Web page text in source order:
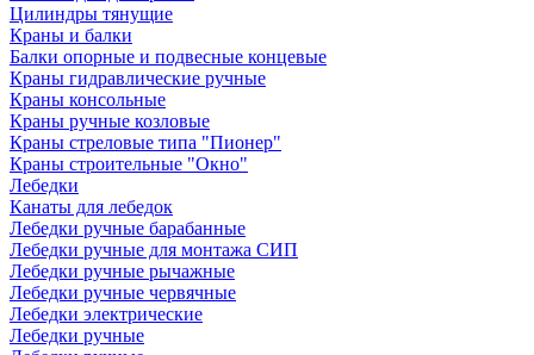
Цилиндры тянущие
Краны и балки
Балки опорные и подвесные концевые
Краны гидравлические ручные
Краны консольные
Краны ручные козловые
Краны стреловые типа "Пионер"
Краны строительные "Окно"
Лебедки
Канаты для лебедок
Лебедки ручные барабанные
Лебедки ручные для монтажа СИП
Лебедки ручные рычажные
Лебедки ручные червячные
Лебедки электрические
Лебедки ручные